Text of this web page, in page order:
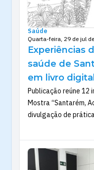
Saúde
Quarta-feira, 29 de jul
Experiências
saúde de
em livro digital
Publicação reúne 12
Mostra “Santarém,
divulgação de